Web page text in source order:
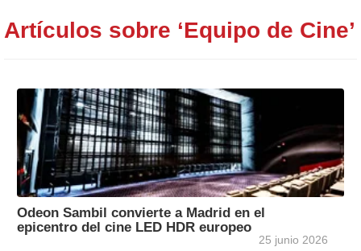
Artículos sobre ‘Equipo de Cine’
Odeon Sambil convierte a Madrid en el
epicentro del cine LED HDR europeo
25 junio 2026